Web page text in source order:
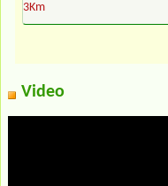
3Km
Video